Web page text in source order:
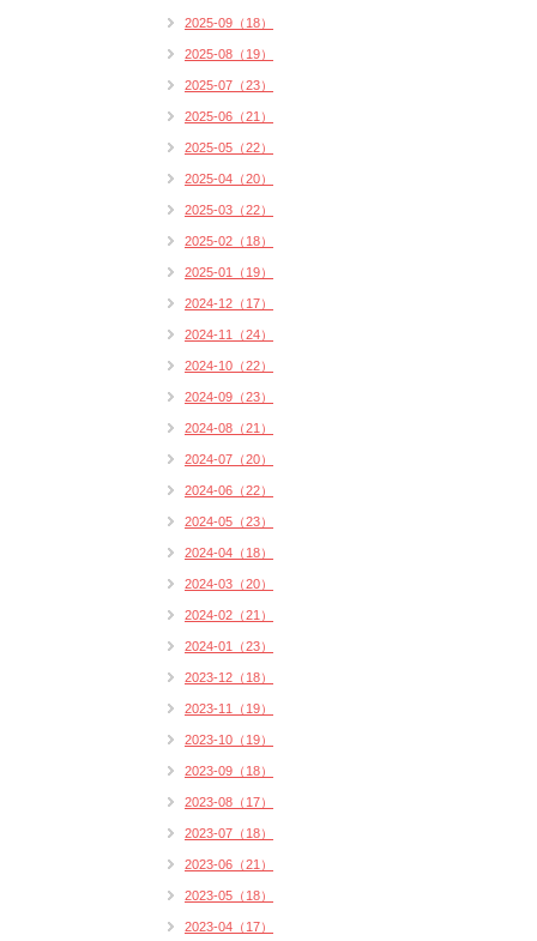
2025-09（18）
2025-08（19）
2025-07（23）
2025-06（21）
2025-05（22）
2025-04（20）
2025-03（22）
2025-02（18）
2025-01（19）
2024-12（17）
2024-11（24）
2024-10（22）
2024-09（23）
2024-08（21）
2024-07（20）
2024-06（22）
2024-05（23）
2024-04（18）
2024-03（20）
2024-02（21）
2024-01（23）
2023-12（18）
2023-11（19）
2023-10（19）
2023-09（18）
2023-08（17）
2023-07（18）
2023-06（21）
2023-05（18）
2023-04（17）